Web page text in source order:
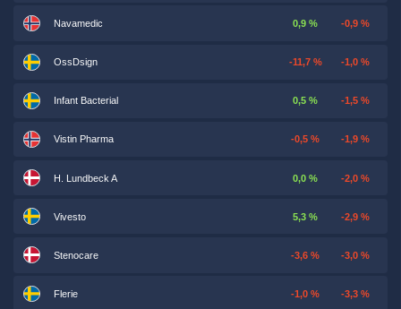
Navamedic 0,9 % -0,9 %
OssDsign -11,7 % -1,0 %
Infant Bacterial 0,5 % -1,5 %
Vistin Pharma -0,5 % -1,9 %
H. Lundbeck A 0,0 % -2,0 %
Vivesto 5,3 % -2,9 %
Stenocare -3,6 % -3,0 %
Flerie -1,0 % -3,3 %